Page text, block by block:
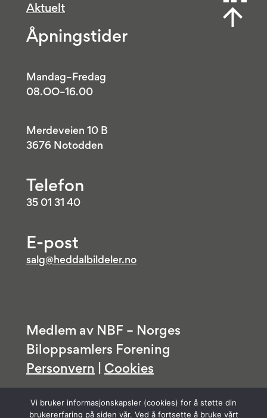
Aktuelt
Åpningstider
Mandag–Fredag
08.OO–16.00
Merdeveien 10 B
3676 Notodden
Telefon
35 01 31 40
E-post
salg@heddalbildeler.no
Medlem av NBF – Norges
Biloppsamlers Forening
Personvern
Cookies
Vi bruker informasjonskapsler (cookies) for å støtte din
brukererfaring på siden vår. Ved å fortsette å bruke vårt